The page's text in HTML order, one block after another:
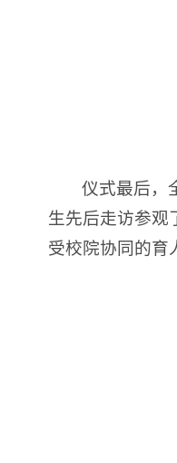
仪式最后，
生先后走访参观
受校院协同的育